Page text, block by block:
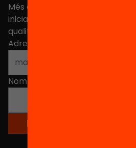
Més de 40.000 persones ja han
iniciatives, propostes i
qualitat de l'educació a
Adreça electrònica
Nom